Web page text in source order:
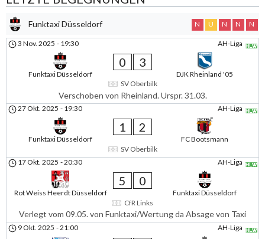
Funktaxi Düsseldorf N U N N N
AH-Liga
3 Nov. 2025 - 19:30
Funktaxi Düsseldorf
0 3
DJK Rheinland '05
SV Oberbilk
Verschoben von Rheinland. Urspr. 31.03.
AH-Liga
27 Okt. 2025 - 19:30
Funktaxi Düsseldorf
1 2
FC Bootsmann
SV Oberbilk
AH-Liga
17 Okt. 2025 -20:30
Rot Weiss Heerdt Düsseldorf
5 0
Funktaxi Düsseldorf
CfR Links
Verlegt vom 09.05. von Funktaxi/Wertung da Absage von Taxi
AH-Liga
9 Okt. 2025 -21:00